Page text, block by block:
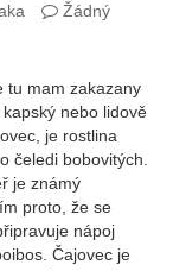
Žádný
tu mam zakazany
nebo lidově
je rostlina
čeledi bobovitých.
je známý
proto, že se
nápoj
Čajovec je